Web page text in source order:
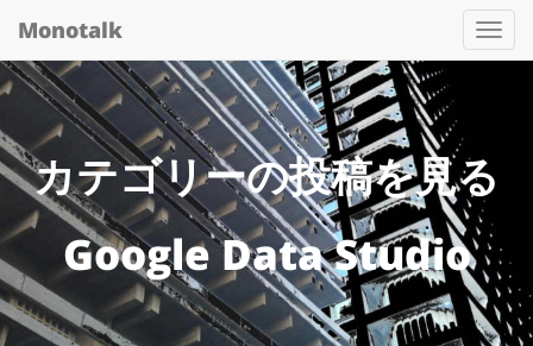
Monotalk
カテゴリーの投稿を見る
Google Data Studio